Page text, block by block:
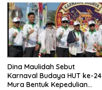
Dina Maulidah Sebut
Karnaval Budaya HUT ke-24
Mura Bentuk Kepedulian